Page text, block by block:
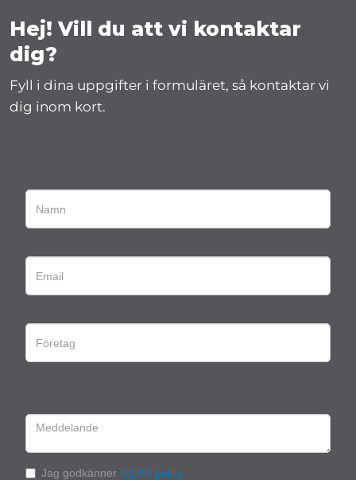
Hej! Vill du att vi kontaktar
dig?
Fyll i dina uppgifter i formuläret, så kontaktar vi
dig inom kort.